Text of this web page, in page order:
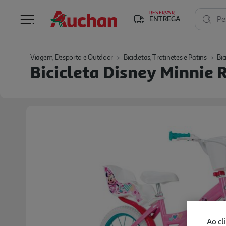
RESERVAR
ENTREGA
Viagem, Desporto e Outdoor Bicicletas, Trotinetes e Patins
Bicicleta Disney Minnie
Ao